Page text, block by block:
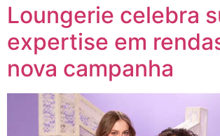
Loungerie celebra
expertise em
nova campanha